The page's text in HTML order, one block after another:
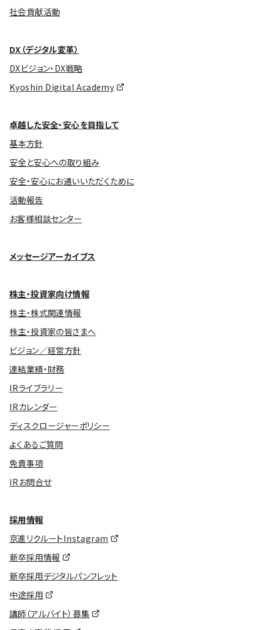
社会貢献活動
DX（デジタル変革）
DXビジョン・DX戦略
Kyoshin Digital Academy
卓越した安全・安心を目指して
基本方針
安全と安心への取り組み
安全・安心にお通いいただくために
活動報告
お客様相談センター
メッセージアーカイブス
株主・投資家向け情報
株主・株式関連情報
株主・投資家の皆さまへ
ビジョン／経営方針
連結業績・財務
IRライブラリー
IRカレンダー
ディスクロージャーポリシー
よくあるご質問
免責事項
IRお問合せ
採用情報
京進リクルートInstagram
新卒採用情報
新卒採用デジタルパンフレット
中途採用
講師（アルバイト）募集